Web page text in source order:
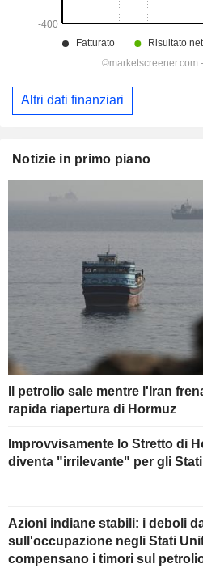
Altri dati finanziari
Notizie in primo piano
Il petrolio sale mentre l'Iran
rapida riapertura di Hormuz
Improvvisamente lo Stretto di
diventa "irrilevante" per gli
Azioni indiane stabili: i deboli
sull'occupazione negli Stati
compensano i timori sul